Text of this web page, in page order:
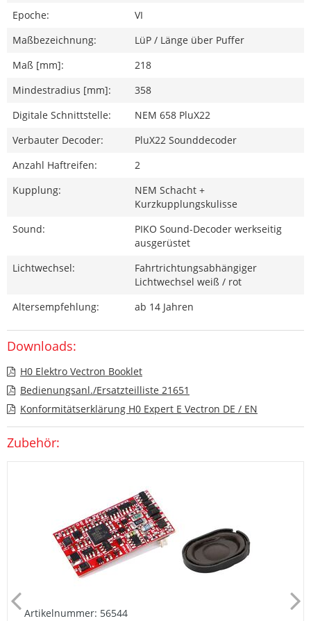
Epoche:
VI
Maßbezeichnung:
LüP / Länge über Puffer
Maß [mm]:
218
Mindestradius [mm]:
358
Digitale Schnittstelle:
NEM 658 PluX22
Verbauter Decoder:
PluX22 Sounddecoder
Anzahl Haftreifen:
2
Kupplung:
NEM Schacht +
Kurzkupplungskulisse
Sound:
PIKO Sound-Decoder werkseitig
ausgerüstet
Lichtwechsel:
Fahrtrichtungsabhängiger
Lichtwechsel weiß / rot
Altersempfehlung:
ab 14 Jahren
Downloads:
H0 Elektro Vectron Booklet
Bedienungsanl./Ersatzteilliste 21651
Konformitätserklärung H0 Expert E Vectron DE / EN
Zubehör:
Artikelnummer: 56544